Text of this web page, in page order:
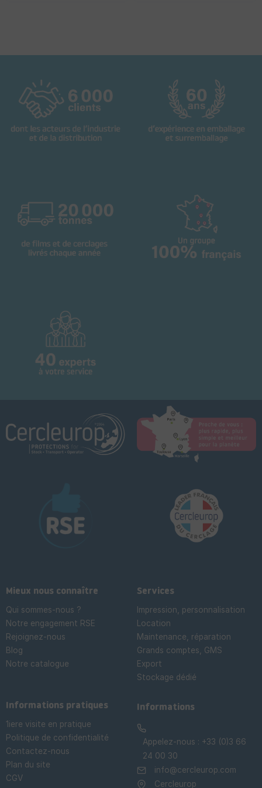
Mieux nous connaître
Qui sommes-nous ?
Notre engagement RSE
Rejoignez-nous
Blog
Notre catalogue
Services
Impression, personnalisation
Location
Maintenance, réparation
Grands comptes, GMS
Export
Stockage dédié
Informations pratiques
1iere visite en pratique
Politique de confidentialité
Contactez-nous
Plan du site
CGV
Informations
Appelez-nous : +33 (0)3 66
24 00 30
info@cercleurop.com
Cercleurop